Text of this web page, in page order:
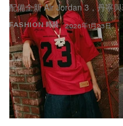
FASHION 時裝
配備全新 Air Jordan 3，丹寧與
2026年1月23日